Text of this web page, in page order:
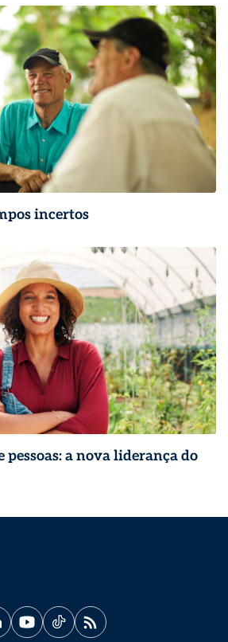
incertos
pessoas: a nova liderança do